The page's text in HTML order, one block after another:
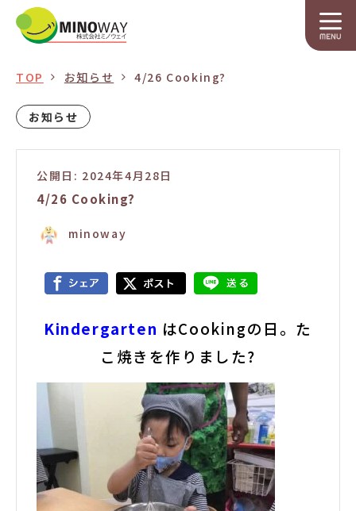
TOP お知らせ 4/26 Cooking?
お知らせ
公開日: 2024年4月28日
4/26 Cooking?
minoway
Kindergarten はCookingの日。た
こ焼きを作りました?